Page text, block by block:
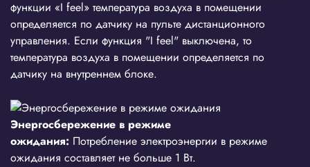
функции «I feel» температура воздуха в помещении
определяется по датчику на пульте дистанционного
управления. Если функция "I feel" выключена, то
температура воздуха в помещении определяется по
датчику на внутреннем блоке.
Энергосбережение в режиме
ожидания: Потребление электроэнергии в режиме
ожидания составляет не больше 1 Вт.